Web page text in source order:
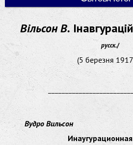
Вільсон В.
русск./
(5 березня
Вудро Вильсон